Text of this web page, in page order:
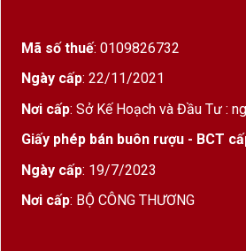
Mã số thuế: 0109826732
Ngày cấp: 22/11/2021
Nơi cấp: Sở Kế Hoạch và Đầu Tư :
Giấy phép bán buôn rượu - BCT
Ngày cấp: 19/7/2023
Nơi cấp: BỘ CÔNG THƯƠNG